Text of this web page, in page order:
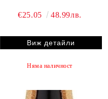
€25.05 48.99лв.
Виж детайли
Няма наличност